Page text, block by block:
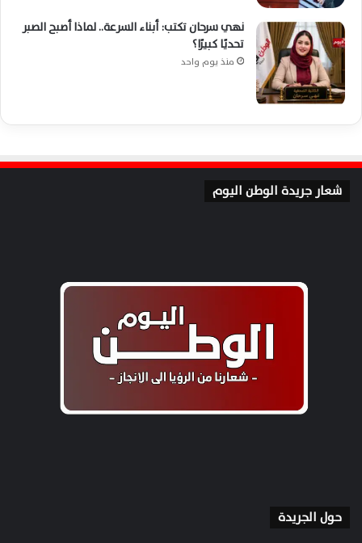
نهي سرحان تكتب: أبناء السرعة.. لماذا أصبح الصبر
تحديًا كبيرًا؟
منذ يوم واحد
شعار جريدة الوطن اليوم
حول الجريدة